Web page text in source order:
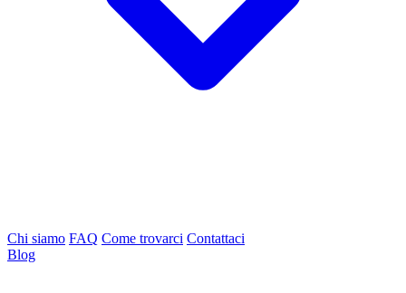
Chi siamo FAQ Come trovarci Contattaci
Blog